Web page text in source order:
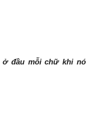
ở đầu mỗi chữ khi nó